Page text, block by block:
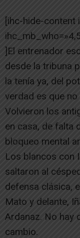
[ihc-hide-content
]El entrenador
desde la tribuna
la tenía ya, del
verdad es que
Volvieron los
en casa, de falta
bloqueo mental
Los blancos con
saltaron al
defensa clásica,
Mato y delante,
Ardanaz. No hay
cambio.